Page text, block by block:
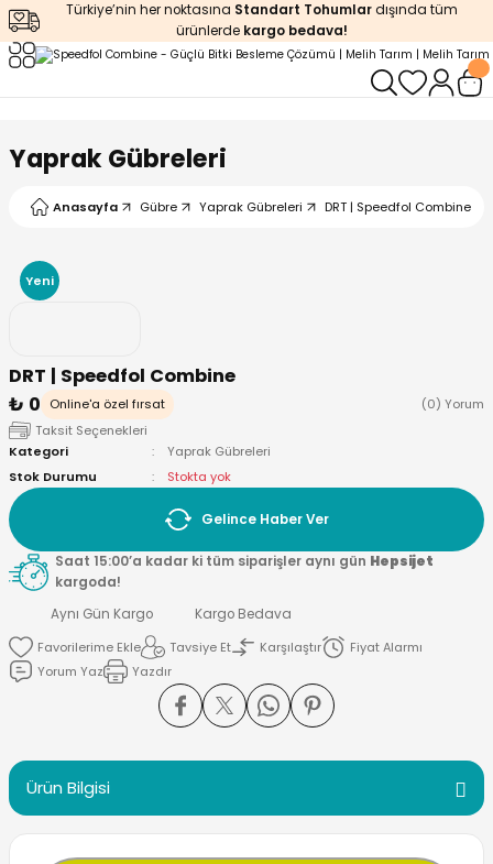
Türkiye’nin her noktasına Standart Tohumlardışında tüm
ürünlerde kargo bedava!
Yaprak Gübreleri
Anasayfa Gübre Yaprak Gübreleri DRT | Speedfol Combine
Yeni
DRT | Speedfol Combine
₺ 0
Online'a özel fırsat
(0) Yorum
Taksit Seçenekleri
Kategori
Yaprak Gübreleri
Stok Durumu
Stokta yok
Gelince Haber Ver
Saat 15:00’a kadar ki tüm siparişler aynı gün Hepsijet
kargoda!
Aynı Gün Kargo
Kargo Bedava
Tavsiye Et
Karşılaştır
Fiyat Alarmı
Yorum Yaz
Yazdır
Ürün Bilgisi
Geri Dön
Geri Dön
Geri Dön
Geri Dön
Ürünleri
Geri Dön
Asit